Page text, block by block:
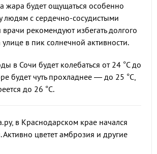
жара будет ощущаться особенно
людям с сердечно-сосудистыми
рекомендуют избегать долгого
в пик солнечной активности.
в Сочи будет колебаться от 24 °C до
будет чуть прохладнее — до 25 °C,
до 26 °C.
в Краснодарском крае начался
Активно цветет амброзия и другие